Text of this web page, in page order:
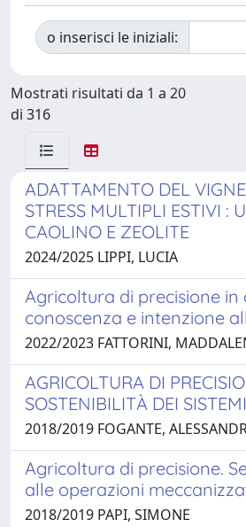
o inserisci le iniziali:
Mostrati risultati da 1 a 20
di 316
ADATTAMENTO DEL
STRESS MULTIPLI ESTIVI :
CAOLINO E ZEOLITE
2024/2025 LIPPI, LUCIA
Agricoltura di precisione in
conoscenza e intenzione
2022/2023 FATTORINI,
AGRICOLTURA DI
SOSTENIBILITÀ DEI
2018/2019 FOGANTE,
Agricoltura di precisione.
alle operazioni
2018/2019 PAPI, SIMONE